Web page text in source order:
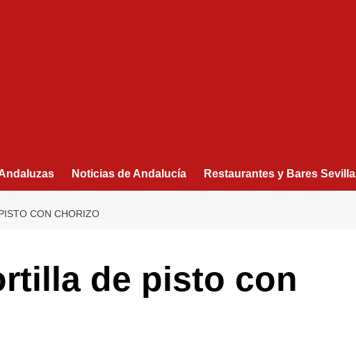
Noticias de Andalucía Restaurantes y Bares Sevilla
CON CHORIZO
de pisto con